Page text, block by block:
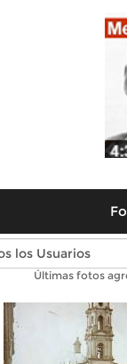
Fotos
Últimas fotos